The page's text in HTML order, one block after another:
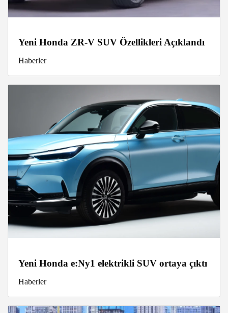
Yeni Honda ZR-V SUV Özellikleri Açıklandı
Haberler
Yeni Honda e:Ny1 elektrikli SUV ortaya çıktı
Haberler